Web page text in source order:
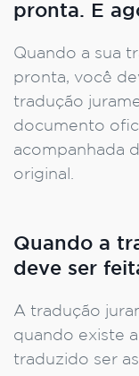
pronta. E
Quando a sua
pronta, você
tradução
documento
acompanhada
original.
Quando a
deve ser
A tradução
quando existe
traduzido ser